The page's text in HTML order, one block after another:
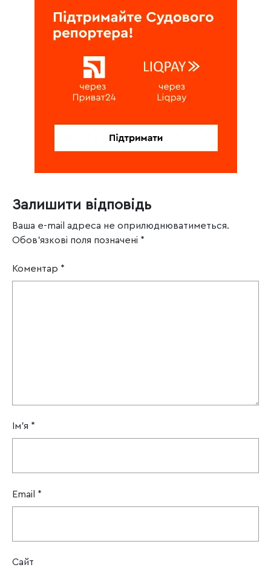
Залишити відповідь
Ваша e-mail адреса не оприлюднюватиметься.
Обов’язкові поля позначені *
Коментар *
Ім'я *
Email *
Сайт